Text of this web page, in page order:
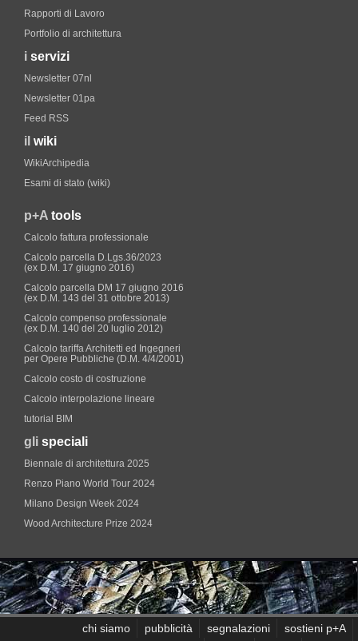
Rapporti di Lavoro
Portfolio di architettura
i servizi
Newsletter 07nl
Newsletter 01pa
Feed RSS
il wiki
WikiArchipedia
Esami di stato (wiki)
p+A tools
Calcolo fattura professionale
Calcolo parcella D.Lgs.36/2023
(ex D.M. 17 giugno 2016)
Calcolo parcella DM 17 giugno 2016
(ex D.M. 143 del 31 ottobre 2013)
Calcolo compenso professionale
(ex D.M. 140 del 20 luglio 2012)
Calcolo tariffa Architetti ed Ingegneri
per Opere Pubbliche (D.M. 4/4/2001)
Calcolo costo di costruzione
Calcolo interpolazione lineare
tutorial BIM
gli speciali
Biennale di architettura 2025
Renzo Piano World Tour 2024
Milano Design Week 2024
Wood Architecture Prize 2024
chi siamo pubblicità segnalazioni sostieni p+A